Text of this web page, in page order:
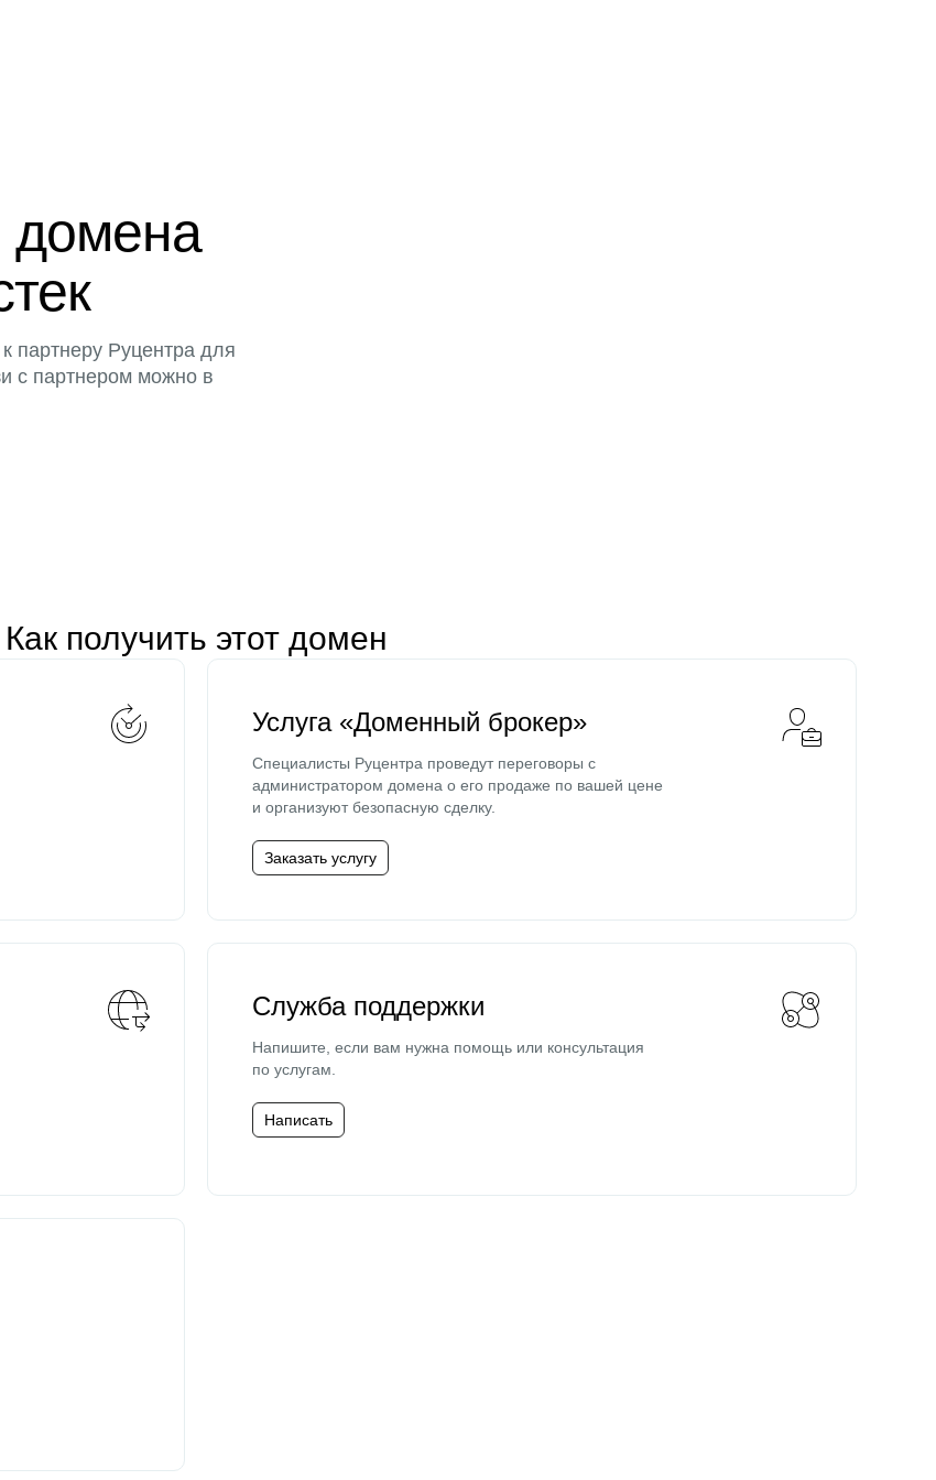
домена
партнеру Руцентра для
с партнером можно в
Как получить этот домен
Услуга «Доменный брокер»
Специалисты Руцентра проведут переговоры с
администратором домена о его продаже по вашей цене
и организуют безопасную сделку.
Заказать услугу
Служба поддержки
Напишите, если вам нужна помощь или консультация
по услугам.
Написать